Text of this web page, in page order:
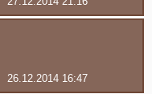
26.12.2014 16:47